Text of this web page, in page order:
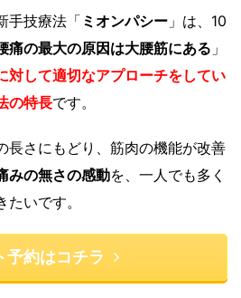
手技療法「 ミオンパシー 」は、10
痛の最大の原因は大腰筋にある 」
対して適切なアプローチをしてい
の特長です。
長さにもどり、筋肉の機能が改善
みの無さの感動を、一人でも多く
いです。
予約はコチラ